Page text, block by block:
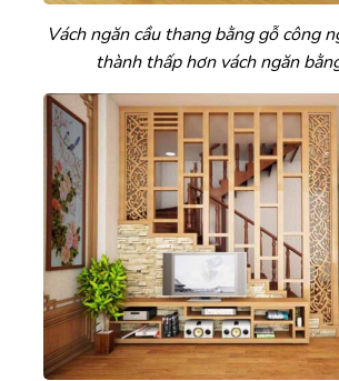
Vách ngăn cầu thang bằng gỗ công
thành thấp hơn vách ngăn